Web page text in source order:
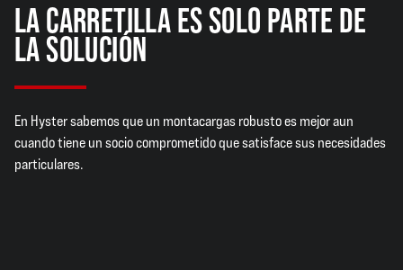
LA CARRETILLA ES SOLO PARTE DE
LA SOLUCIÓN
En Hyster sabemos que un montacargas robusto es mejor aun
cuando tiene un socio comprometido que satisface sus necesidades
particulares.